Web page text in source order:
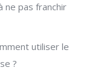
ne pas franchir
utiliser le
?